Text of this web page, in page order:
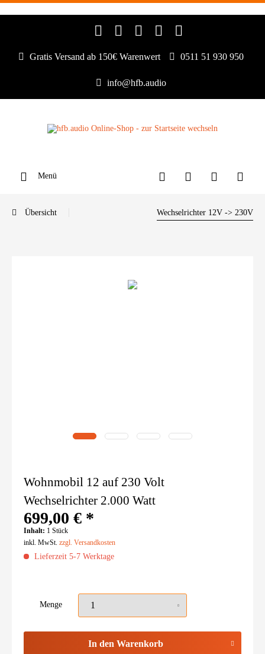
Gratis Versand ab 150€ Warenwert 0511 51 930 950
info@hfb.audio
Menü
Übersicht Wechselrichter 12V -> 230V
Wohnmobil 12 auf 230 Volt
Wechselrichter 2.000 Watt
699,00 € *
Inhalt: 1 Stück
inkl. MwSt. zzgl. Versandkosten
Lieferzeit 5-7 Werktage
Menge
In den Warenkorb